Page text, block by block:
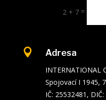
2 + 7 =
 Adresa
INTERNATIONAL
Spojovací I 1945,
IČ: 25532481,